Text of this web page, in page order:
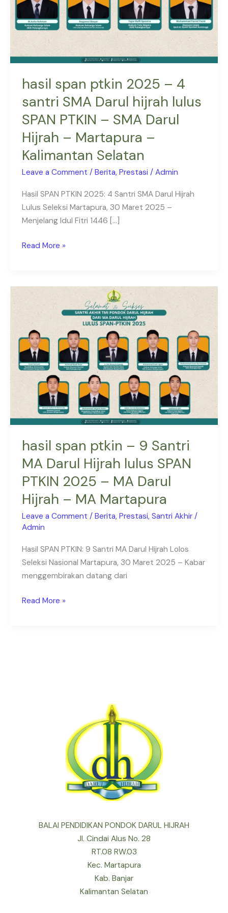
hasil span ptkin 2025 – 4
santri SMA Darul hijrah lulus
SPAN PTKIN – SMA Darul
Hijrah – Martapura –
Kalimantan Selatan
Leave a Comment /Berita,Prestasi /Admin
Hasil SPAN PTKIN 2025: 4 Santri SMA Darul Hijrah
Lulus Seleksi Martapura, 30 Maret 2025 –
Menjelang Idul Fitri 1446 […]
santri
SMA
lulus
SPAN
PTKIN
–
SMA
Hijrah
–
Martapura
Kalimantan
Selatan
Read More »
hasil span ptkin – 9 Santri
MA Darul Hijrah lulus SPAN
PTKIN 2025 – MA Darul
Hijrah – MA Martapura
Leave a Comment /Berita,Prestasi,Santri Akhir /
Admin
Hasil SPAN PTKIN: 9 Santri MA Darul Hijrah Lolos
Seleksi Nasional Martapura, 30 Maret 2025 – Kabar
menggembirakan datang dari
hasil
Santri
MA
Darul
Hijrah
lulus
SPAN
PTKIN
2025
–
MA
Hijrah
–
MA
Martapura
Read More »
BALAI PENDIDIKAN PONDOK DARUL HIJRAH
Jl. Cindai Alus No. 28
RT.08 RW.03
Kec. Martapura
Kab. Banjar
Kalimantan Selatan